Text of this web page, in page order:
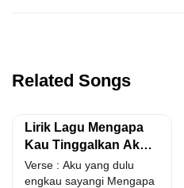
Related Songs
Lirik Lagu Mengapa
Kau Tinggalkan Aku -
Emen Seran Wilik
Verse : Aku yang dulu
engkau sayangi Mengapa